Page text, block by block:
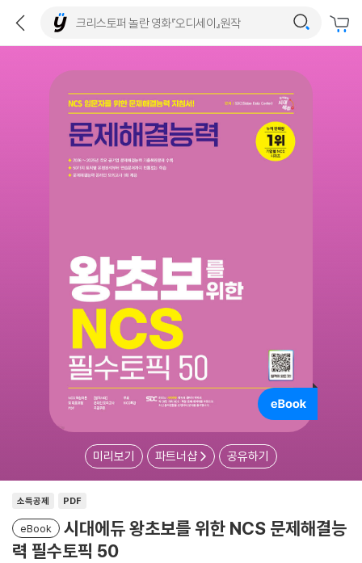
미리보기 파트너샵 공유하기
소득공제 PDF
eBook
시대에듀 왕초보를 위한 NCS 문제해결능
력 필수토픽 50